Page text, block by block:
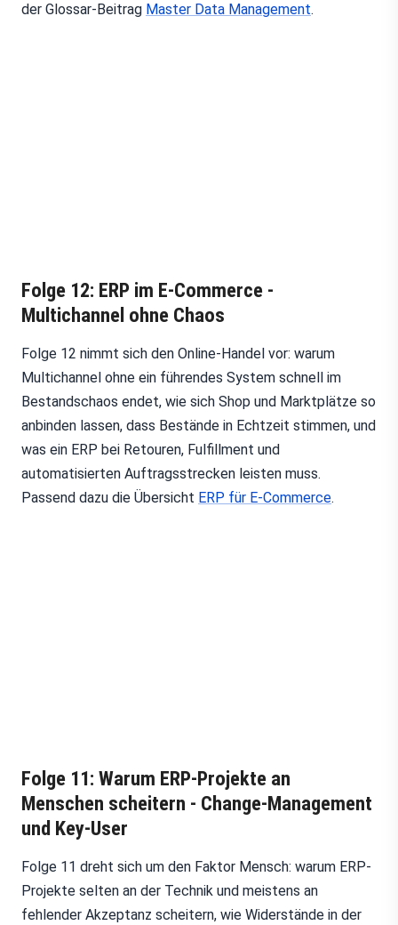
der Glossar-Beitrag Master Data Management.
Folge 12: ERP im E-Commerce -
Multichannel ohne Chaos
Folge 12 nimmt sich den Online-Handel vor: warum
Multichannel ohne ein führendes System schnell im
Bestandschaos endet, wie sich Shop und Marktplätze so
anbinden lassen, dass Bestände in Echtzeit stimmen, und
was ein ERP bei Retouren, Fulfillment und
automatisierten Auftragsstrecken leisten muss.
Passend dazu die Übersicht ERP für E-Commerce.
Folge 11: Warum ERP-Projekte an
Menschen scheitern - Change-Management
und Key-User
Folge 11 dreht sich um den Faktor Mensch: warum ERP-
Projekte selten an der Technik und meistens an
fehlender Akzeptanz scheitern, wie Widerstände in der